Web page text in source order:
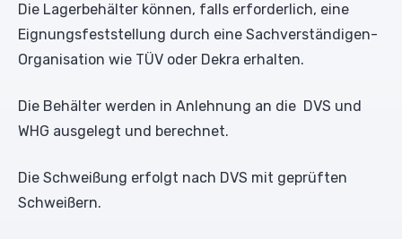
Die Lagerbehälter können, falls erforderlich, eine
Eignungsfeststellung durch eine Sachverständigen-
Organisation wie TÜV oder Dekra erhalten.
Die Behälter werden in Anlehnung an die DVS und
WHG ausgelegt und berechnet.
Die Schweißung erfolgt nach DVS mit geprüften
Schweißern.